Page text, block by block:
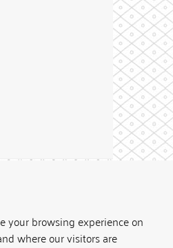
your browsing experience on
where our visitors are